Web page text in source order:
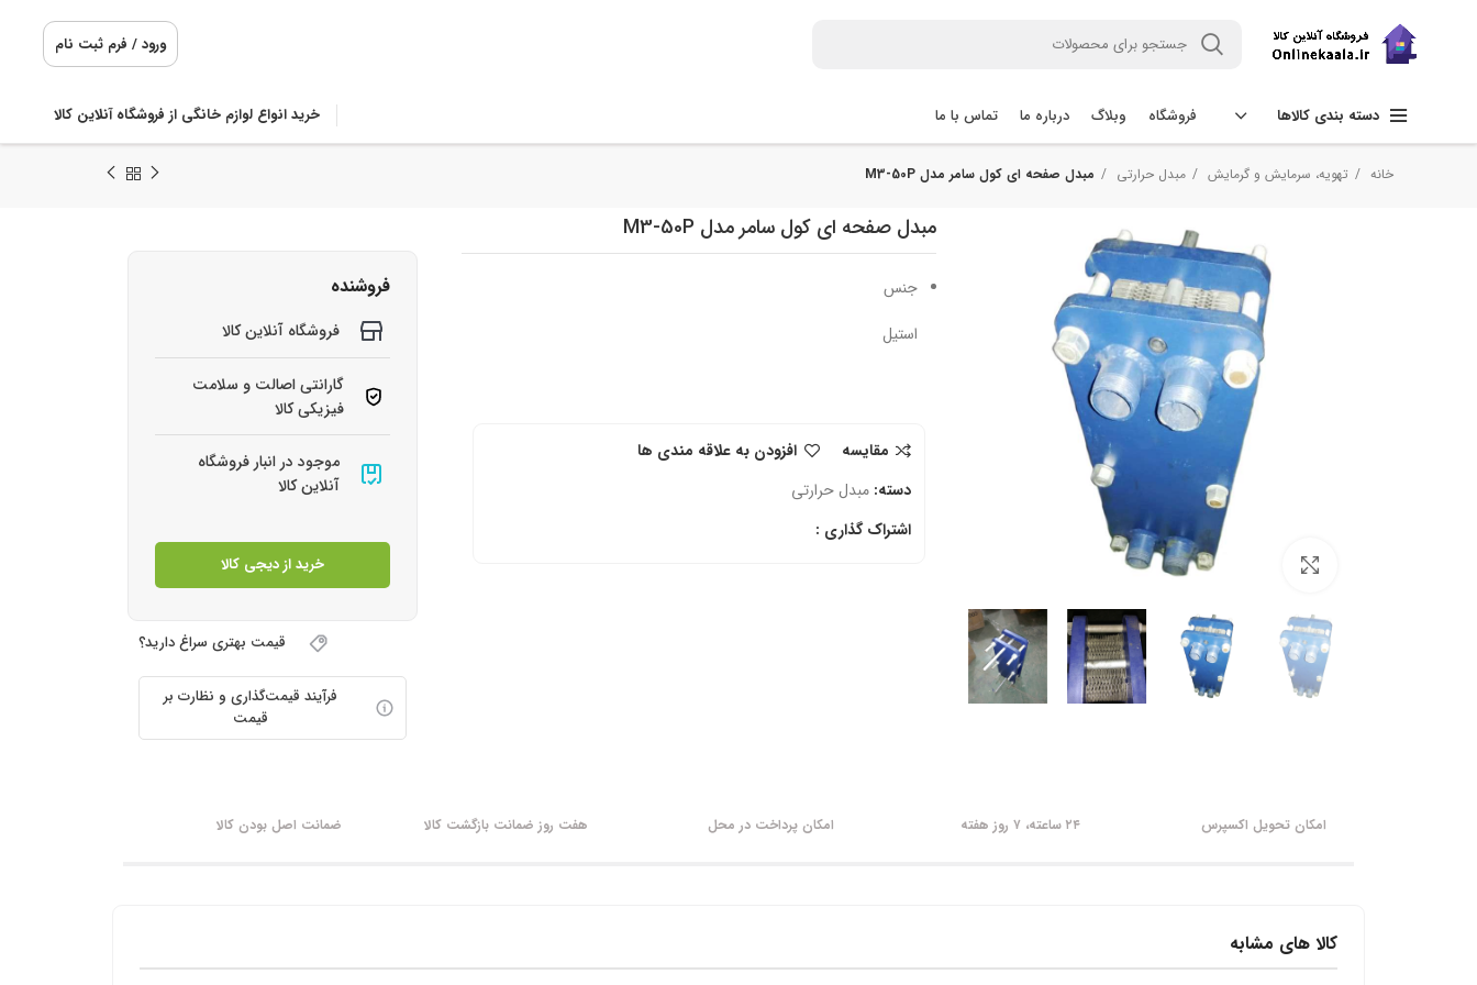
ورود / فرم ثبت نام
دسته بندی کالاها فروشگاه وبلاگ درباره ما تماس با ما خرید انواع لوازم خانگی از فروشگاه آنلاین کالا
خانه تهویه، سرمایش و گرمایش مبدل حرارتی مبدل صفحه ای کول سامر مدل M3-50P
برای بزرگنمایی کلیک کنید
مبدل صفحه ای کول سامر مدل M3-50P
جنس
استیل
مقایسه
افزودن به علاقه مندی ها
دسته: مبدل حرارتی
اشتراک گذاری :
فروشنده
فروشگاه آنلاین کالا
گارانتی اصالت و سلامت
فیزیکی کالا
موجود در انبار فروشگاه
آنلاین کالا
خرید از دیجی کالا
قیمت بهتری سراغ دارید؟
فرآیند قیمت‌گذاری و نظارت بر
قیمت
امکان تحویل اکسپرس ۲۴ ساعته، ۷ روز هفته امکان پرداخت در محل هفت روز ضمانت بازگشت کالا ضمانت اصل بودن کالا
کالا های مشابه